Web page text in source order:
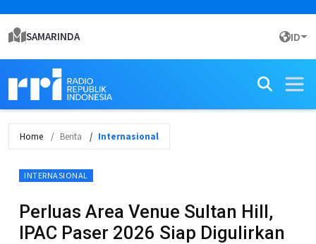
SAMARINDA ID
Home Berita Internasional
INTERNASIONAL
Perluas Area Venue Sultan Hill,
IPAC Paser 2026 Siap Digulirkan